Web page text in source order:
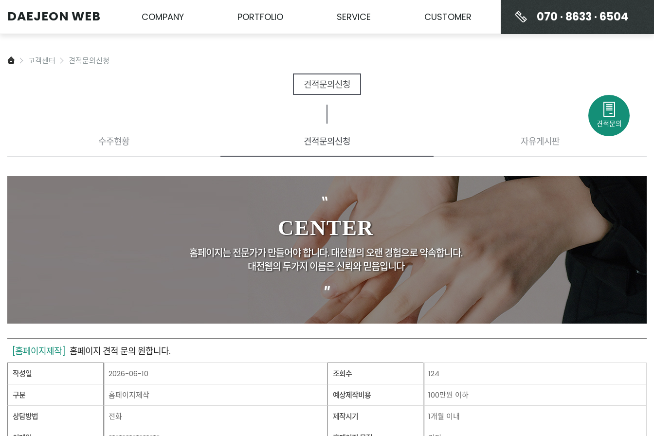
DAEJEON WEB 070 · 8633 · 6504
COMPANY PORTFOLIO SERVICE CUSTOMER
견적문의
HOME고객센터 견적문의신청
견적문의신청
수주현황 견적문의신청 자유게시판
"
CENTER
홈페이지는 전문가가 만들어야 합니다. 대전웹의 오랜 경험으로 약속합니다.
대전웹의 두가지 이름은 신뢰와 믿음입니다
"
[홈페이지제작] 홈페이지 견적 문의 원합니다.
작성일 2026-06-10 조회수 124
구분 홈페이지제작 예상제작비용 100만원 이하
상담방법 전화 제작시기 1개월 이내